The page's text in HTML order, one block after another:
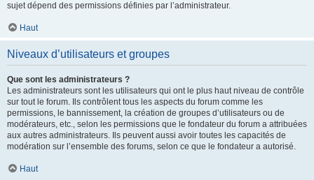
sujet dépend des permissions définies par l’administrateur.
Haut
Niveaux d’utilisateurs et groupes
Que sont les administrateurs ?
Les administrateurs sont les utilisateurs qui ont le plus haut niveau de contrôle
sur tout le forum. Ils contrôlent tous les aspects du forum comme les
permissions, le bannissement, la création de groupes d’utilisateurs ou de
modérateurs, etc., selon les permissions que le fondateur du forum a attribuées
aux autres administrateurs. Ils peuvent aussi avoir toutes les capacités de
modération sur l’ensemble des forums, selon ce que le fondateur a autorisé.
Haut